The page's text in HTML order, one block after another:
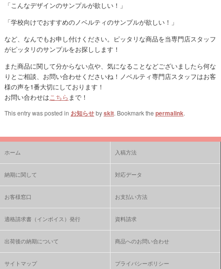
「こんなデザインのサンプルが欲しい！」
「学校向けでおすすめのノベルティのサンプルが欲しい！」
など、なんでもお申し付けください。ピッタリな商品を当専門店スタッフ
がピッタリのサンプルをお探しします！
また商品に関して分からない点や、気になることなどございましたら何な
りとご相談、お問い合わせくださいね！ノベルティ専門店スタッフはお客
様の声を1番大切にしております！
お問い合わせはこちら まで！
This entry was posted in お知らせbyskit. Bookmark the permalink.
ホーム 入稿方法
納期に関して 対応データ
お客様窓口 お支払い方法
適格請求書（インボイス）発行 資料請求
出荷後の納期について 商品へのお問い合わせ
サイトマップ プライバシーポリシー